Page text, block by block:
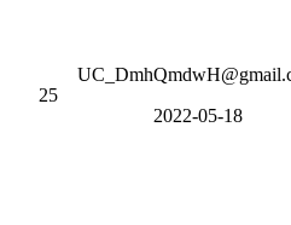
25
2022-05-18